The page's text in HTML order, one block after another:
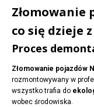
Złomowanie
co się dzieje
Proces
Złomowanie pojazdów
rozmontowywany w
wszystko trafia do
wobec środowiska.